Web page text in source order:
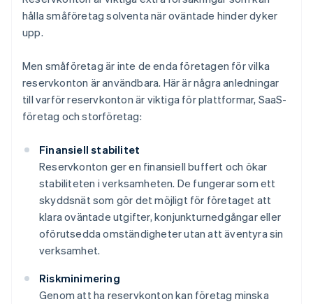
hålla småföretag solventa när oväntade hinder dyker
upp.
Men småföretag är inte de enda företagen för vilka
reservkonton är användbara. Här är några anledningar
till varför reservkonton är viktiga för plattformar, SaaS-
företag och storföretag:
Finansiell stabilitet
Reservkonton ger en finansiell buffert och ökar
stabiliteten i verksamheten. De fungerar som ett
skyddsnät som gör det möjligt för företaget att
klara oväntade utgifter, konjunkturnedgångar eller
oförutsedda omständigheter utan att äventyra sin
verksamhet.
Riskminimering
Genom att ha reservkonton kan företag minska